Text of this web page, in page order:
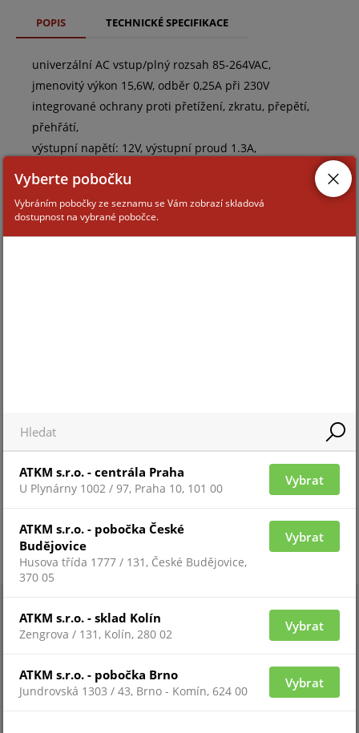
POPIS TECHNICKÉ SPECIFIKACE
univerzální AC vstup/plný rozsah 85-264VAC,
jmenovitý výkon 15,6W, odběr 0,25A při 230V
integrované ochrany proti přetížení, zkratu, přepětí,
přehřátí,
výstupní napětí: 12V, výstupní proud 1.3A,
rozměry 62.5x51x28mm
Vyberte pobočku
Vybráním pobočky ze seznamu se Vám zobrazí skladová
dostupnost na vybrané pobočce.
ATKM s.r.o. - centrála Praha
U Plynárny 1002 / 97, Praha 10, 101 00
Vybrat
ATKM s.r.o. - pobočka České
Budějovice
Husova třída 1777 / 131, České Budějovice,
370 05
Vybrat
ATKM s.r.o. - sklad Kolín
Zengrova / 131, Kolín, 280 02
Vybrat
ATKM s.r.o. - pobočka Brno
Jundrovská 1303 / 43, Brno - Komín, 624 00
Vybrat